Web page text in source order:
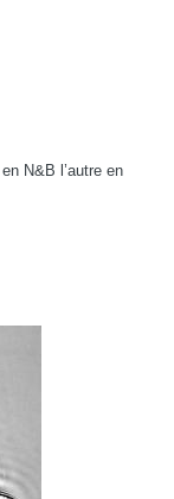
N&B l’autre en